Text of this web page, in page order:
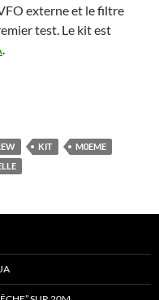
externe et le filtre
test. Le kit est
.
KIT
M0EME